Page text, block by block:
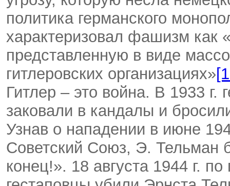
политика германского
характеризовал фашизм как
представленную в виде
гитлеровских организациях»
Гитлер – это война. В 1933
заковали в кандалы и
Узнав о нападении в июне
Советский Союз, Э. Тельман
конец!». 18 августа 1944 г.